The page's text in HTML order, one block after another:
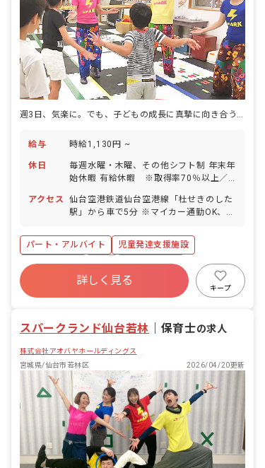
給与 時給1,130円 ~
休日
毎週水曜・木曜、その他シフト制 年末年
始休暇 有給休暇 ※取得率70％以上／5
産前産後・育児休暇 ※取得率100％、
復帰率80％ 介護・看護休暇
アクセス
仙台空港鉄道仙台空港線「杜せきのした
駅」から車で5分 ※マイカー通勤OK、無
パート・アルバイト
児童発達支援施設
社会保険完備
有給
福利厚生充実
昇給昇進あり
産休育休制度
詳しく見る
キープ
スパークランド仙台若林 保育士の求人
株式会社アオバヤホールディングス
宮城県/仙台市若林区
2026/04/20更新